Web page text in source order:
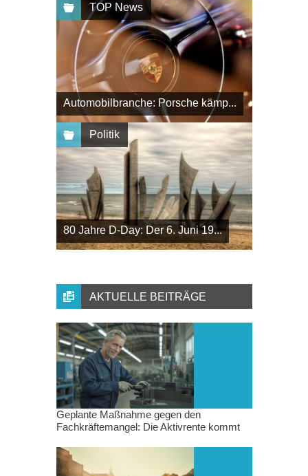
TOP News
Automobilbranche: Porsche kämp...
Politik
80 Jahre D-Day: Der 6. Juni 19...
AKTUELLE BEITRÄGE
Geplante Maßnahme gegen den
Fachkräftemangel: Die Aktivrente kommt